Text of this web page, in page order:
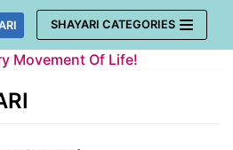
SHAYARI CATEGORIES
Movement Of Life!